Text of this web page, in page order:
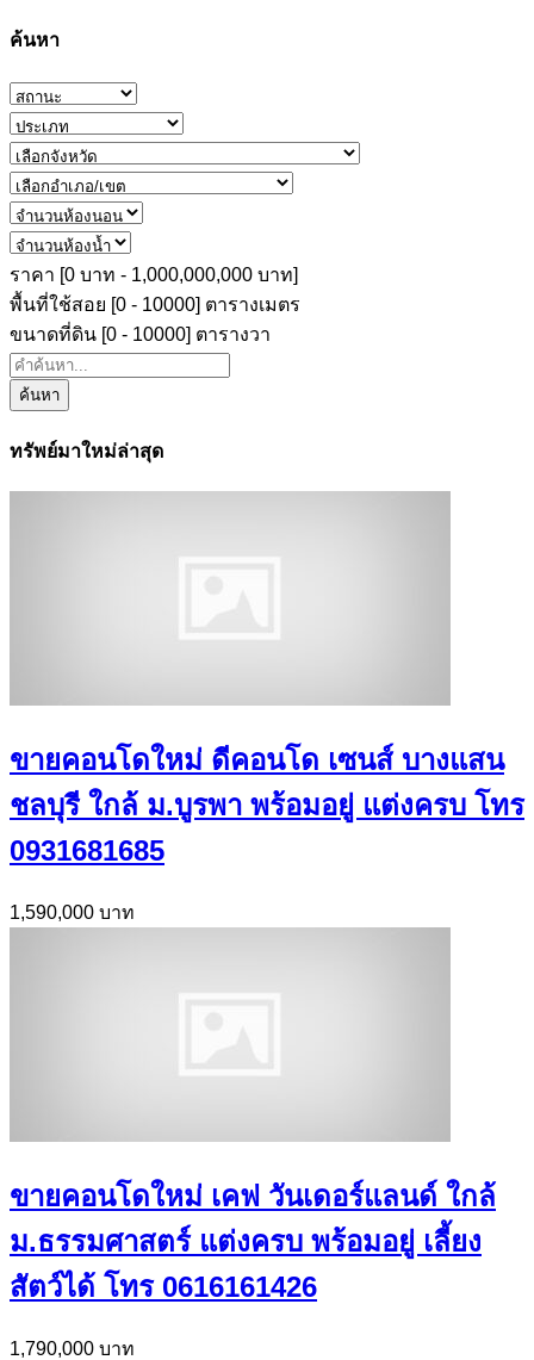
ค้นหา
ราคา [0 บาท - 1,000,000,000 บาท]
พื้นที่ใช้สอย [0 - 10000] ตารางเมตร
ขนาดที่ดิน [0 - 10000] ตารางวา
ค้นหา
ทรัพย์มาใหม่ล่าสุด
ขายคอนโดใหม่ ดีคอนโด เซนส์ บางแสน
ชลบุรี ใกล้ ม.บูรพา พร้อมอยู่ แต่งครบ โทร
0931681685
1,590,000 บาท
ขายคอนโดใหม่ เคฟ วันเดอร์แลนด์ ใกล้
ม.ธรรมศาสตร์ แต่งครบ พร้อมอยู่ เลี้ยง
สัตว์ได้ โทร 0616161426
1,790,000 บาท